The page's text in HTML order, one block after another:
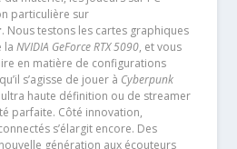
particulière sur
. Nous testons les cartes graphiques
la NVIDIA GeForce RTX 5090, et vous
en matière de configurations
s’agisse de jouer à Cyberpunk
haute définition ou de streamer
parfaite. Côté innovation,
s’élargit encore. Des
génération aux écouteurs